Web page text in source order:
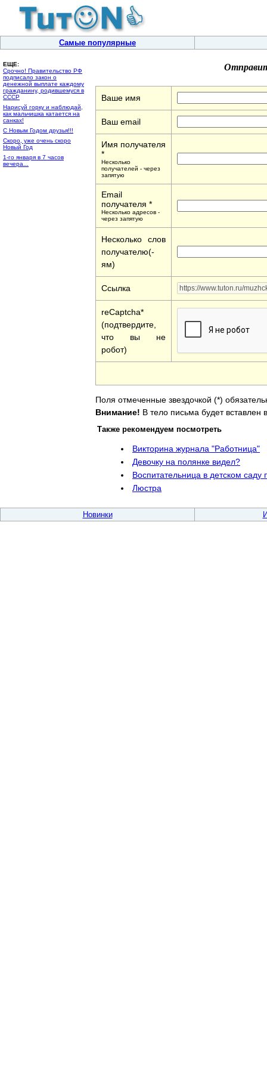
Самые популярные
ЕЩЕ:
Срочно! Правительство РФ
подписало закон о
денежной выплате каждому
гражданину, родившемуся в
СССР
Нарисуй горку и наблюдай,
как мальчишка катается на
санках!
C Новым Годом друзья!!!
Скоро, уже очень скоро
Новый Год
1-го января в 7 часов
вечера...
Ваше имя
Ваш email
Имя получателя
*
Несколько
получателей - через
запятую
Email
получателя *
Несколько адресов -
через запятую
Несколько слов
получателю(-
ям)
Ссылка
reCaptcha*
(подтвердите,
что вы не
робот)
Поля отмеченные звездочкой (*)
Внимание! В тело письма будет
Также рекомендуем посмотреть
Викторина журнала "Работница"
Девочку на полянке видел?
Воспитательница в детском саду
Люстра
Новинки